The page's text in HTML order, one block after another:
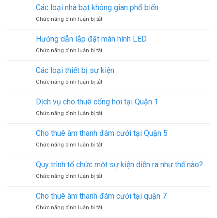
khấu
dẫn
lắp
đặt
khấu
kiện
Các loại nhà bạt không gian phổ biến
Chức năng bình luận bị tắtở
loại
nhà
bạt
gian
phổ
biến
Hướng dẫn lắp đặt màn hình LED
Chức năng bình luận bị tắtở
dẫn
lắp
đặt
hình
LED
Các loại thiết bị sự kiện
Chức năng bình luận bị tắtở
thiết
bị
kiện
Dịch vụ cho thuê cổng hơi tại Quận 1
Chức năng bình luận bị tắtở
vụ
cho
thuê
hơi
tại
Quận
Cho thuê âm thanh đám cưới tại Quận 5
Chức năng bình luận bị tắtở
thuê
âm
thanh
cưới
Quận
Quy trình tổ chức một sự kiện diễn ra như thế nào?
Chức năng bình luận bị tắtở
trình
tổ
chức
Cho thuê âm thanh đám cưới tại quận 7
Chức năng bình luận bị tắtở